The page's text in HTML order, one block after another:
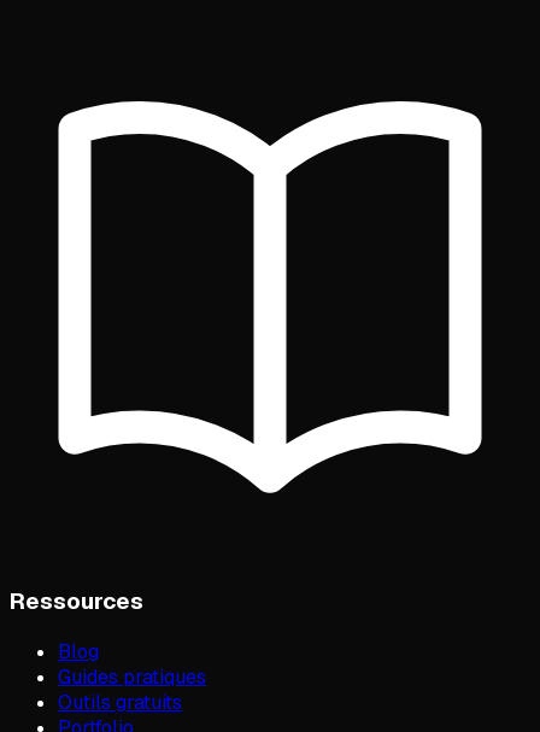
Ressources
Blog
Guides pratiques
Outils gratuits